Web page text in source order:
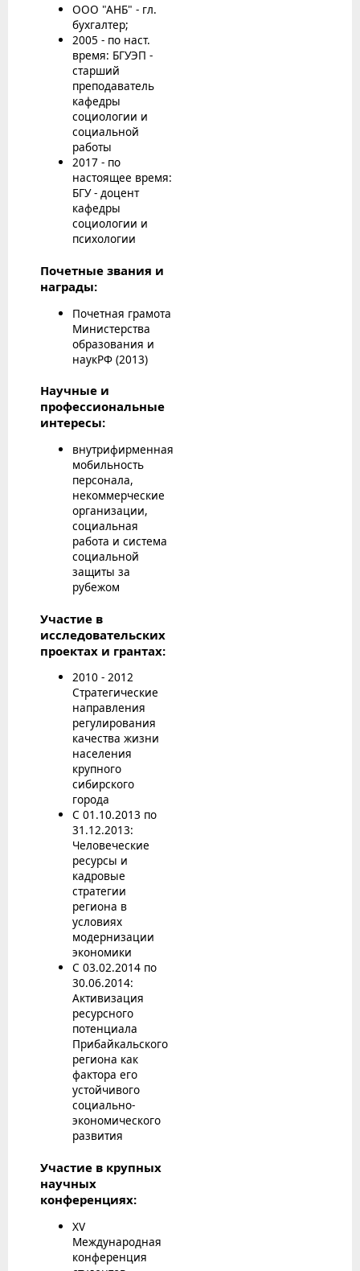
ООО "АНБ" - гл.
бухгалтер;
2005 - по наст.
время: БГУЭП -
старший
преподаватель
кафедры
социологии и
социальной
работы
2017 - по
настоящее время:
БГУ - доцент
кафедры
социологии и
психологии
Почетные звания и
награды:
Почетная грамота
Министерства
образования и
наукРФ (2013)
Научные и
профессиональные
интересы:
внутрифирменная
мобильность
персонала,
некоммерческие
организации,
социальная
работа и система
социальной
защиты за
рубежом
Участие в
исследовательских
проектах и грантах:
2010 - 2012
Стратегические
направления
регулирования
качества жизни
населения
крупного
сибирского
города
С 01.10.2013 по
31.12.2013:
Человеческие
ресурсы и
кадровые
стратегии
региона в
условиях
модернизации
экономики
С 03.02.2014 по
30.06.2014:
Активизация
ресурсного
потенциала
Прибайкальского
региона как
фактора его
устойчивого
социально-
экономического
развития
Участие в крупных
научных
конференциях:
XV
Международная
конференция